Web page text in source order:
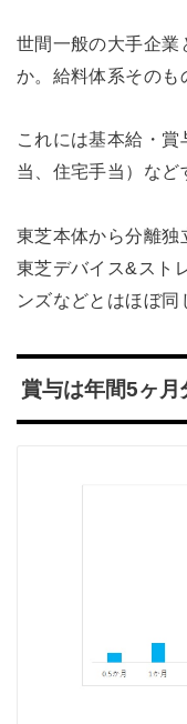
世間一般の大手企業
か。給料体系そのも
これには基本給・
当、住宅手当）など
東芝本体から分離独
東芝デバイス&スト
ンズなどとはほぼ同
賞与は年間5ヶ月